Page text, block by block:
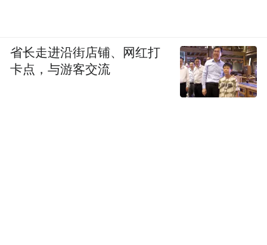
省长走进沿街店铺、网红打
卡点，与游客交流